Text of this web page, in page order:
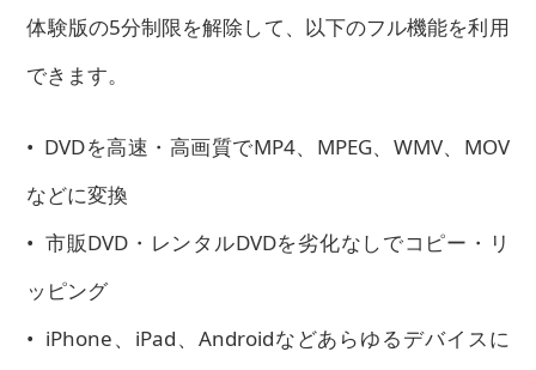
体験版の5分制限を解除して、以下のフル機能を利用
できます。
• DVDを高速・高画質でMP4、MPEG、WMV、MOV
などに変換
• 市販DVD・レンタルDVDを劣化なしでコピー・リ
ッピング
• iPhone、iPad、Androidなどあらゆるデバイスに